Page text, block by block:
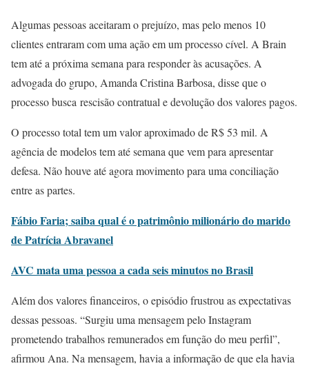
Algumas pessoas aceitaram o prejuízo, mas pelo menos 10
clientes entraram com uma ação em um processo cível. A Brain
tem até a próxima semana para responder às acusações. A
advogada do grupo, Amanda Cristina Barbosa, disse que o
processo busca rescisão contratual e devolução dos valores pagos.
O processo total tem um valor aproximado de R$ 53 mil. A
agência de modelos tem até semana que vem para apresentar
defesa. Não houve até agora movimento para uma conciliação
entre as partes.
Fábio Faria; saiba qual é o patrimônio milionário do marido
de Patrícia Abravanel
AVC mata uma pessoa a cada seis minutos no Brasil
Além dos valores financeiros, o episódio frustrou as expectativas
dessas pessoas. “Surgiu uma mensagem pelo Instagram
prometendo trabalhos remunerados em função do meu perfil”,
afirmou Ana. Na mensagem, havia a informação de que ela havia